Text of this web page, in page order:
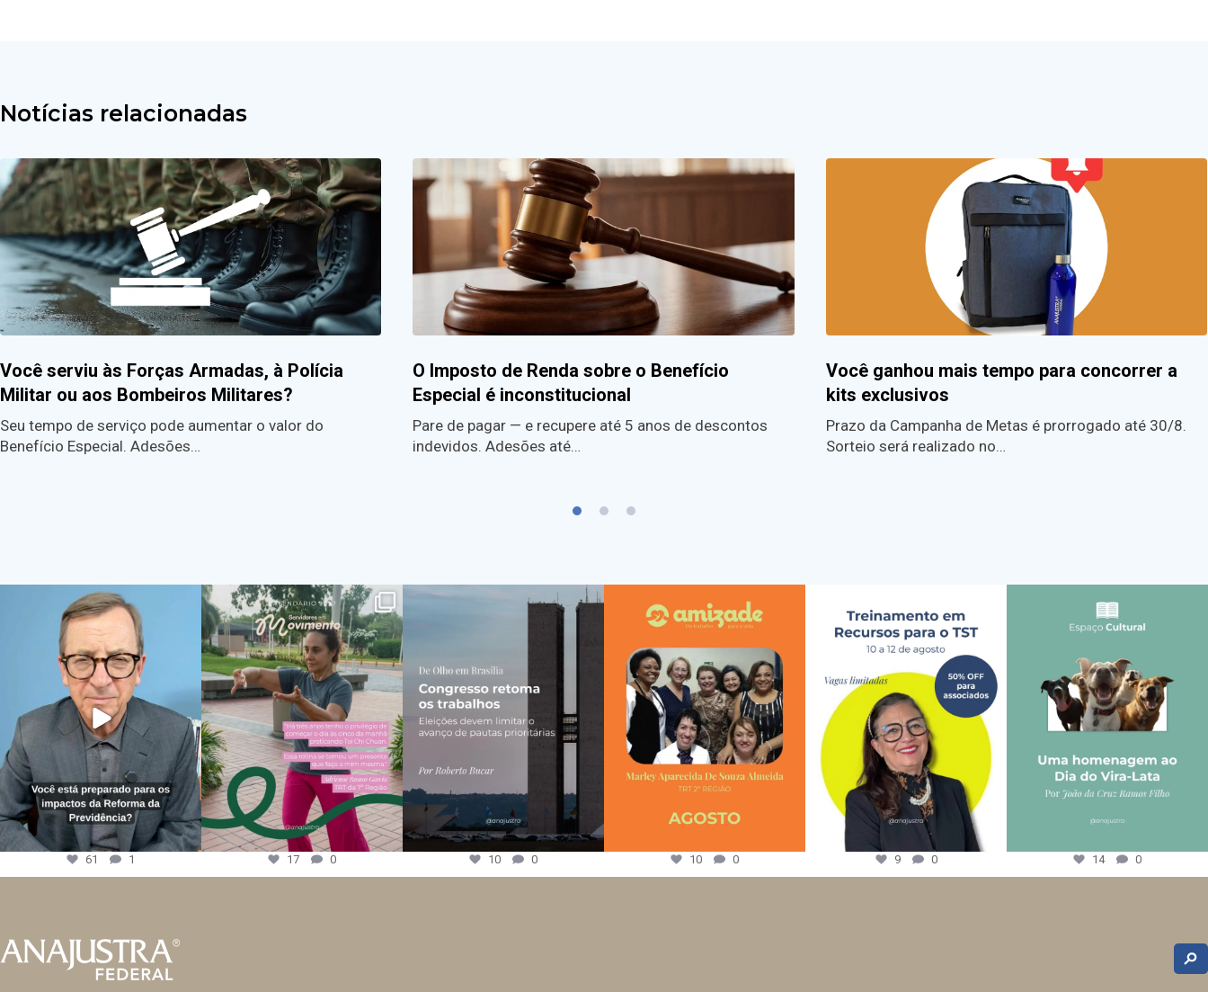
Notícias relacionadas
Você serviu às Forças Armadas, à Polícia
Militar ou aos Bombeiros Militares?
Seu tempo de serviço pode aumentar o valor do
Benefício Especial. Adesões…
O Imposto de Renda sobre o Benefício
Especial é inconstitucional
Pare de pagar — e recupere até 5 anos de descontos
indevidos. Adesões até…
Você ganhou mais tempo para concorrer a
kits exclusivos
Prazo da Campanha de Metas é prorrogado até 30/8.
Sorteio será realizado no…
61 1 17 0 10 0 10 0 9 0 14 0